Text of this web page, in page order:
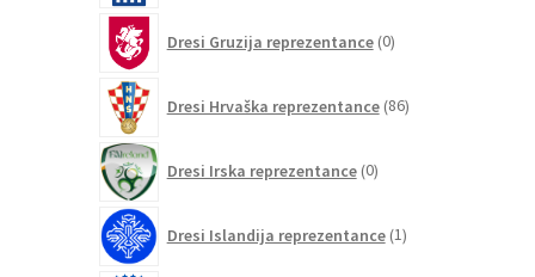
Dresi Gruzija reprezentance 0izdelkov
Dresi Hrvaška reprezentance 86izdelkov
Dresi Irska reprezentance 0izdelkov
Dresi Islandija reprezentance 1izdelek